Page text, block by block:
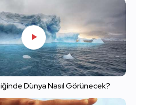
Dünya Nasıl Görünecek?